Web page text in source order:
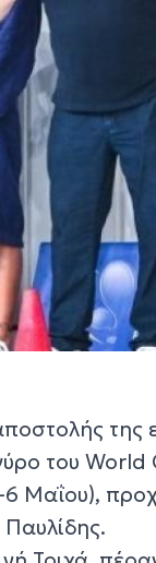
της
του World
6 Μαΐου),